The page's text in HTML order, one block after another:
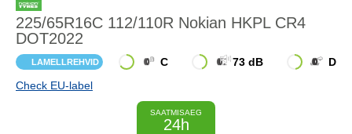
225/65R16C 112/110R Nokian HKPL CR4
DOT2022
LAMELLREHVID C 73 dB
D
Check EU-label
SAATMISAEG
24h